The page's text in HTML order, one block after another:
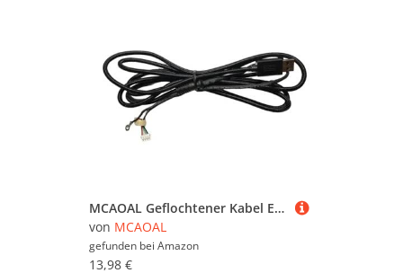
MCAOAL Geflochtener Kabel Ersatzdraht Für G213 Tastaturdatenlinien
von MCAOAL
gefunden bei Amazon
13,98 €